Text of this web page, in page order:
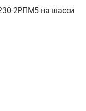
2РПМ5 на шасси